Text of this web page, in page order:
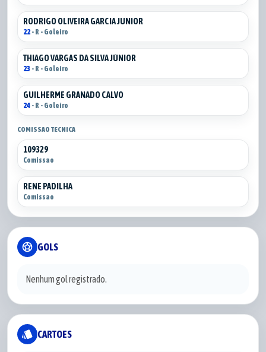
RODRIGO OLIVEIRA GARCIA JUNIOR
22- R - Goleiro
THIAGO VARGAS DA SILVA JÚNIOR
23 - R - Goleiro
GUILHERME GRANADO CALVO
24 - R - Goleiro
COMISSAO TECNICA
109329
Comissao
RENE PADILHA
Comissao
sports_soccer GOLS
Nenhum gol registrado.
style CARTOES